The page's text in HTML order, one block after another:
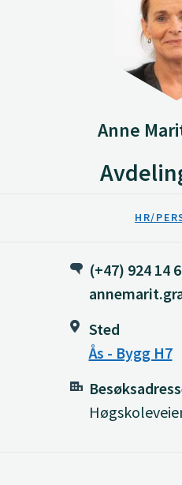
Anne
HR/
(+47) 924 14
Sted
Ås - Bygg H7